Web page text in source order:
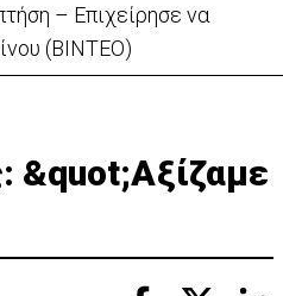
– Επιχείρησε να
(ΒΙΝΤΕΟ)
&quot;Αξίζαμε